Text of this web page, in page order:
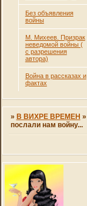
Без объявления
войны
М. Михеев. Призрак
неведомой войны (
с разрешения
автора)
Война в рассказах и
фактах
» В ВИХРЕ ВРЕМЕН »
послали нам войну...